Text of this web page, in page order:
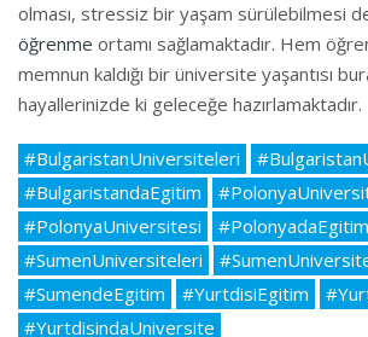
olması, stressiz bir yaşam sürülebilmesi
öğrenme ortamı sağlamaktadır. Hem
memnun kaldığı bir üniversite yaşantısı
hayallerinizde ki geleceğe hazırlamaktadır.
#BulgaristanUniversiteleri
#BulgaristandaEgitim
#PolonyaUniversitesi
#PolonyadaEgitim
#SumenUniversiteleri
#SumendeEgitim
#YurtdisiEgitim
#YurtdisindaUniversite